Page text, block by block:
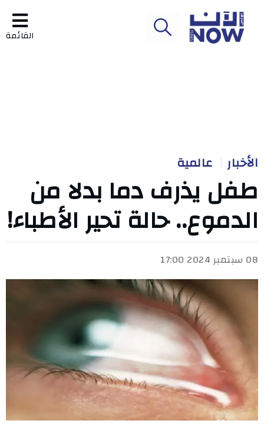
القائمة
الأخبار عالمية
طفل يذرف دما بدلا من
الدموع.. حالة تحير الأطباء!
08 سبتمبر 2024 17:00